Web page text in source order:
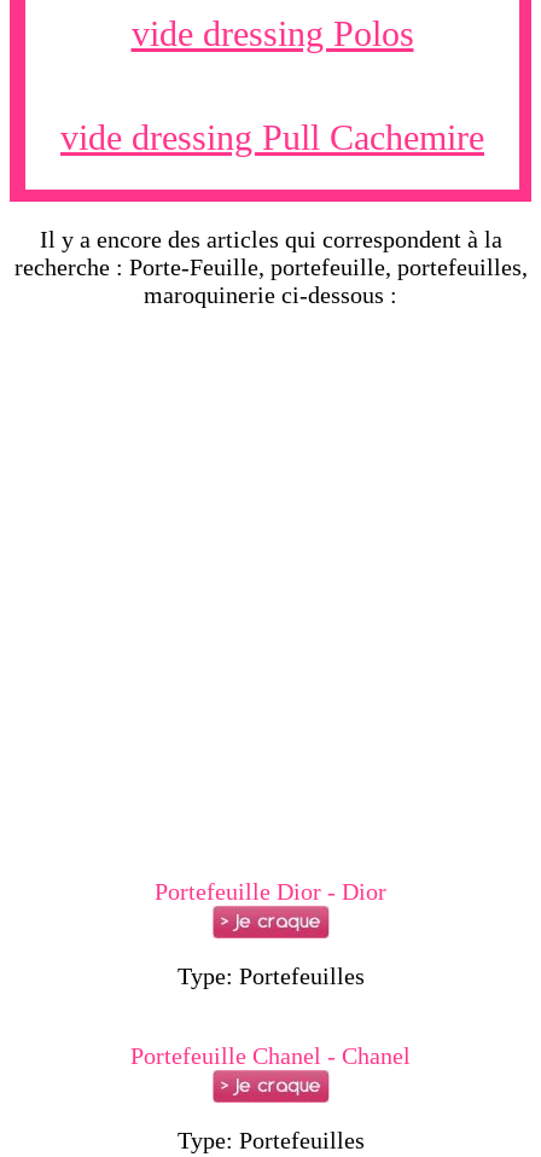
vide dressing Polos
vide dressing Pull Cachemire
Il y a encore des articles qui correspondent à la
recherche : Porte-Feuille, portefeuille, portefeuilles,
maroquinerie ci-dessous :
Portefeuille Dior - Dior
Type: Portefeuilles
Portefeuille Chanel - Chanel
Type: Portefeuilles